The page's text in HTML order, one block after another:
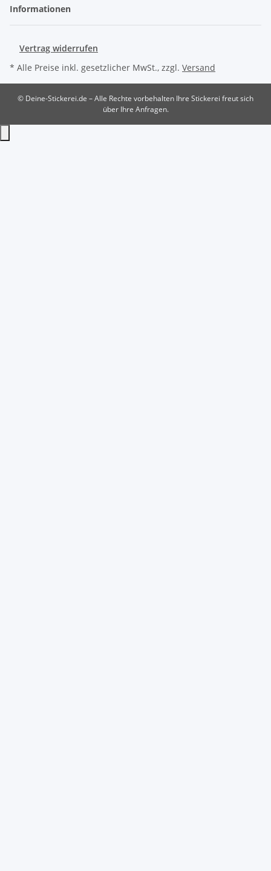
Informationen
Vertrag widerrufen
* Alle Preise inkl. gesetzlicher MwSt., zzgl. Versand
© Deine-Stickerei.de – Alle Rechte vorbehalten Ihre Stickerei freut sich
über Ihre Anfragen.